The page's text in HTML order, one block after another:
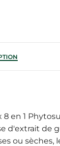
8 en 1
d'extrait de
ou